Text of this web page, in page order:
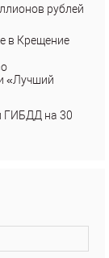
рублей
в Крещение
«Лучший
ГИБДД на 30